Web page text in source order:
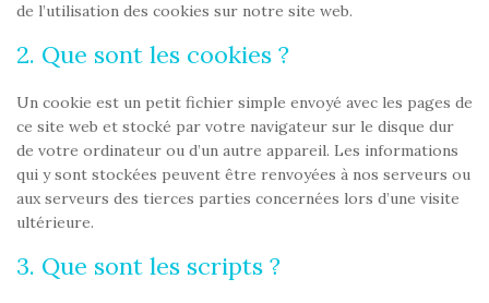
de l’utilisation des cookies sur notre site web.
2. Que sont les cookies ?
Un cookie est un petit fichier simple envoyé avec les pages de
ce site web et stocké par votre navigateur sur le disque dur
de votre ordinateur ou d’un autre appareil. Les informations
qui y sont stockées peuvent être renvoyées à nos serveurs ou
aux serveurs des tierces parties concernées lors d’une visite
ultérieure.
3. Que sont les scripts ?